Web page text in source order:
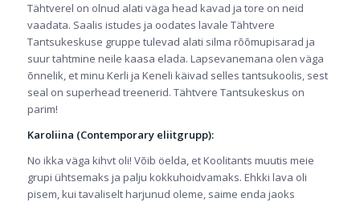
Tähtverel on olnud alati väga head kavad ja tore on neid
vaadata. Saalis istudes ja oodates lavale Tähtvere
Tantsukeskuse gruppe tulevad alati silma rõõmupisarad ja
suur tahtmine neile kaasa elada. Lapsevanemana olen väga
õnnelik, et minu Kerli ja Keneli käivad selles tantsukoolis, sest
seal on superhead treenerid. Tähtvere Tantsukeskus on
parim!
Karoliina (Contemporary eliitgrupp):
No ikka väga kihvt oli! Võib öelda, et Koolitants muutis meie
grupi ühtsemaks ja palju kokkuhoidvamaks. Ehkki lava oli
pisem, kui tavaliselt harjunud oleme, saime enda jaoks